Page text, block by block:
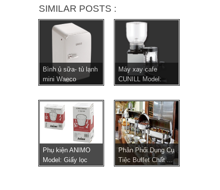
SIMILAR POSTS :
Bình ủ sữa- tủ lạnh
mini Waeco
Máy xay cafe
CUNILL Model:
Phụ kiện ANIMO
Model: Giấy lọc
Phân Phối Dụng Cụ
Tiệc Buffet Chất ...